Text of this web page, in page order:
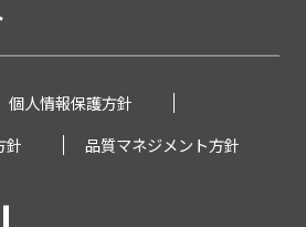
ステム
システム
個人情報保護方針
針
品質マネジメント方針